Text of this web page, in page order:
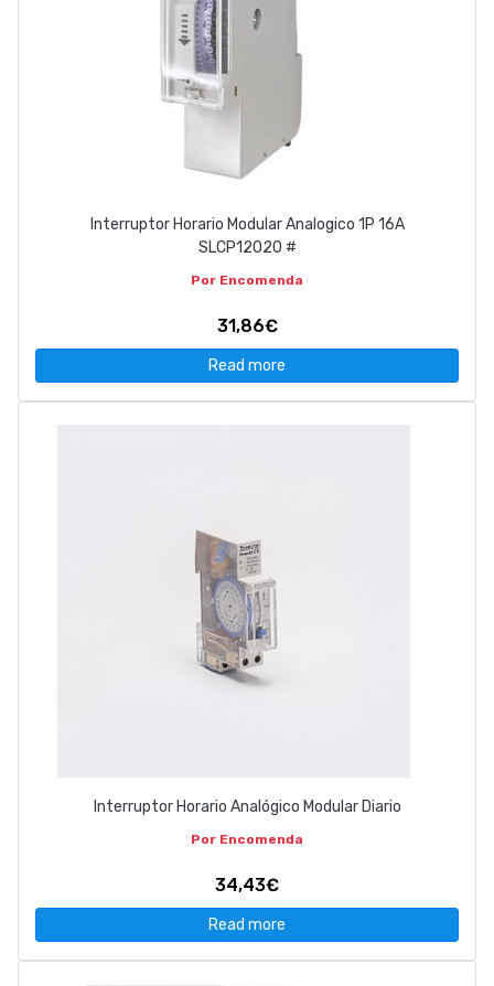
Interruptor Horario Modular Analogico 1P 16A
SLCP12020 #
Por Encomenda
31,86€
Read more
Interruptor Horario Analógico Modular Diario
Por Encomenda
34,43€
Read more